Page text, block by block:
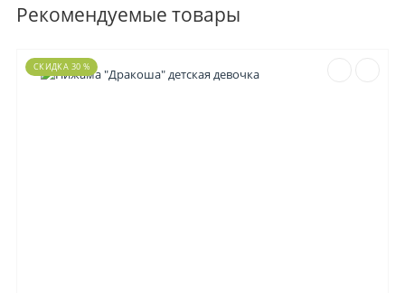
Рекомендуемые товары
СКИДКА 30 %